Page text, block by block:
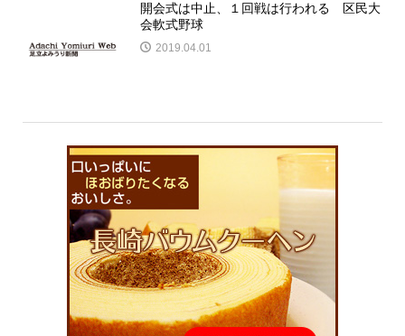
開会式は中止、１回戦は行われる 区民大
会軟式野球
2019.04.01